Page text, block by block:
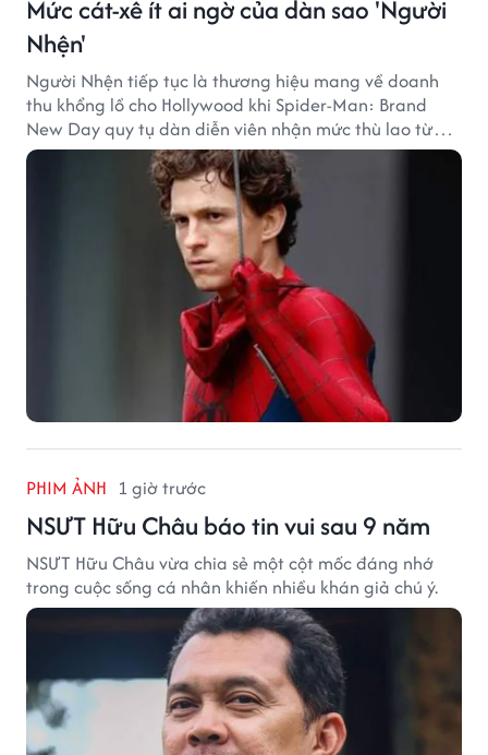
Mức cát-xê ít ai ngờ của dàn sao 'Người
Nhện'
Người Nhện tiếp tục là thương hiệu mang về doanh
thu khổng lồ cho Hollywood khi Spider-Man: Brand
New Day quy tụ dàn diễn viên nhận mức thù lao từ
hàng chục đến hàng trăm tỷ đồng. Thành công phòng
vé của bộ phim cũng giúp nhiều ngôi sao sở hữu khoản
thu nhập đáng mơ ước.
PHIM ẢNH 1 giờ trước
NSƯT Hữu Châu báo tin vui sau 9 năm
NSƯT Hữu Châu vừa chia sẻ một cột mốc đáng nhớ
trong cuộc sống cá nhân khiến nhiều khán giả chú ý.